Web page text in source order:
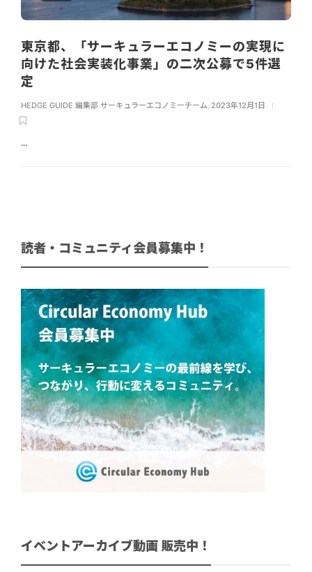
東京都、「サーキュラーエコノミーの実現に
向けた社会実装化事業」の二次公募で5件選
定
HEDGE GUIDE 編集部 サーキュラーエコノミーチーム 2023年12月1日
...
読者・コミュニティ会員募集中！
イベントアーカイブ動画 販売中！